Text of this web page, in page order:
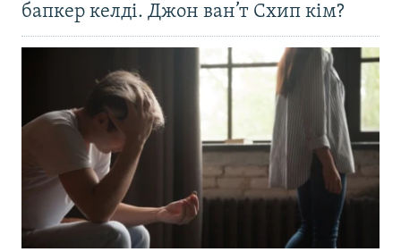
бапкер келді. Джон ван’т Схип кім?